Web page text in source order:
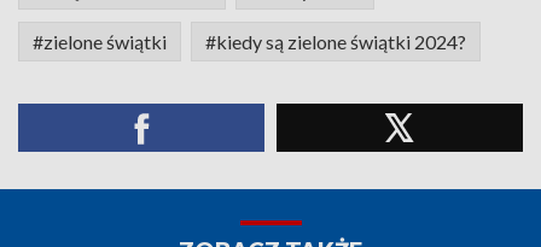
#zielone świątki #kiedy są zielone świątki 2024?